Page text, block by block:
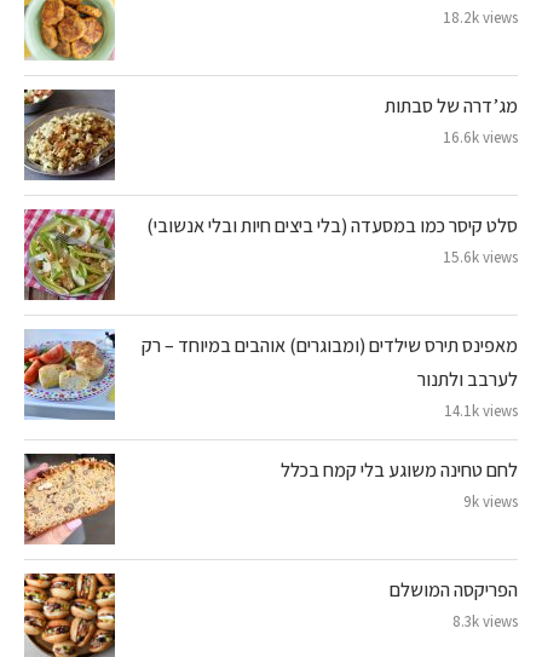
18.2k views
מג’דרה של סבתות
16.6k views
סלט קיסר כמו במסעדה (בלי ביצים חיות ובלי אנשובי)
15.6k views
מאפינס תירס שילדים (ומבוגרים) אוהבים במיוחד – רק
לערבב ולתנור
14.1k views
לחם טחינה משוגע בלי קמח בכלל
9k views
הפריקסה המושלם
8.3k views